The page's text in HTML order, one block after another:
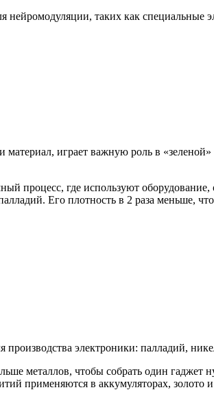
таких как специальные
играет важную роль в
процесс, где используют
Его плотность в 2 раза меньше,
электроники: палладий,
металлов, чтобы собрать один
применяются в аккумуляторах,